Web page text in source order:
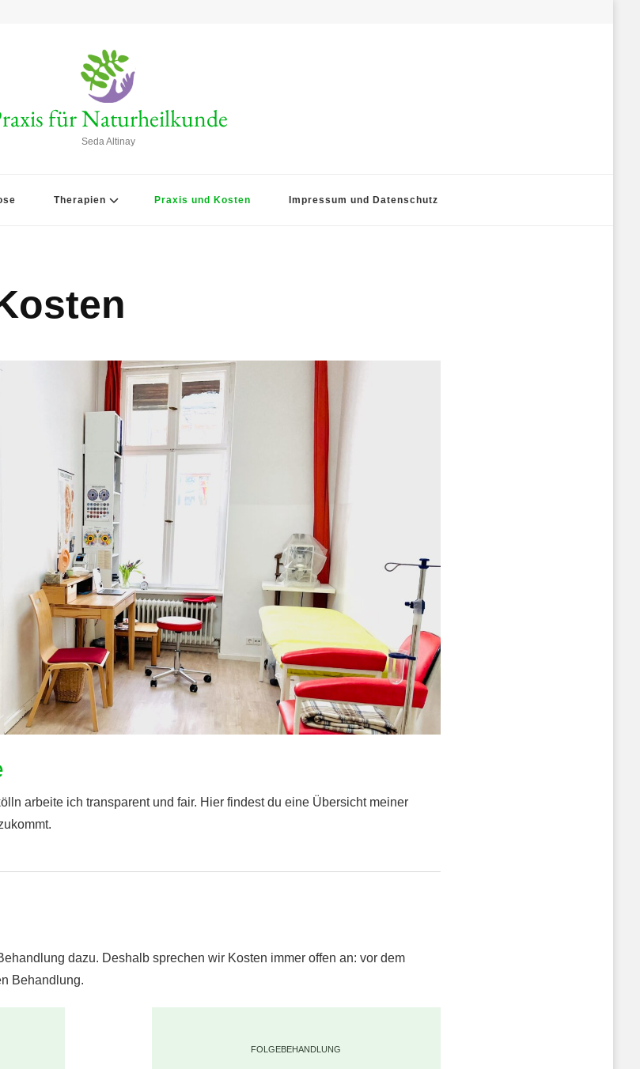
für Naturheilkunde
Seda Altinay
Therapien Praxis und Kosten Impressum und Datenschutz
arbeite ich transparent und fair. Hier findest du eine Übersicht meiner
dazu. Deshalb sprechen wir Kosten immer offen an: vor dem
Behandlung.
FOLGEBEHANDLUNG